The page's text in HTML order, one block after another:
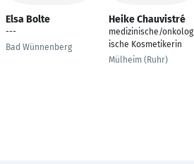
Elsa Bolte
---
Bad Wünnenberg
Heike Chauvistré
medizinische/onkolog
ische Kosmetikerin
Mülheim (Ruhr)